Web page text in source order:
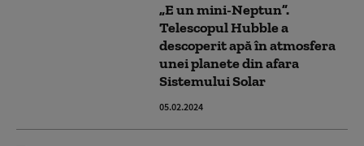
„E un mini-Neptun”.
Telescopul Hubble a
descoperit apă în atmosfera
unei planete din afara
Sistemului Solar
05.02.2024